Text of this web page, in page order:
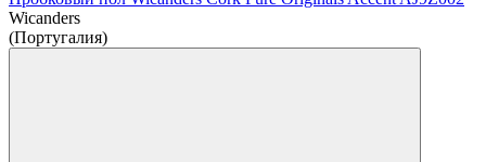
Wicanders
(Португалия)